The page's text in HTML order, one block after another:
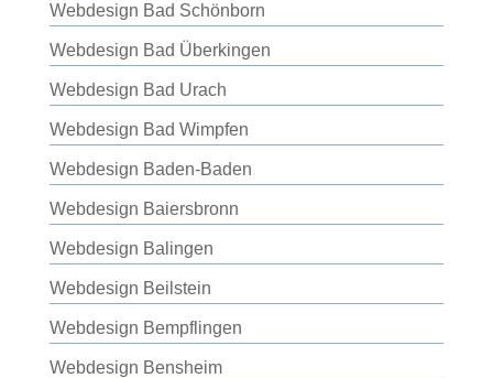
Webdesign Bad Schönborn
Webdesign Bad Überkingen
Webdesign Bad Urach
Webdesign Bad Wimpfen
Webdesign Baden-Baden
Webdesign Baiersbronn
Webdesign Balingen
Webdesign Beilstein
Webdesign Bempflingen
Webdesign Bensheim